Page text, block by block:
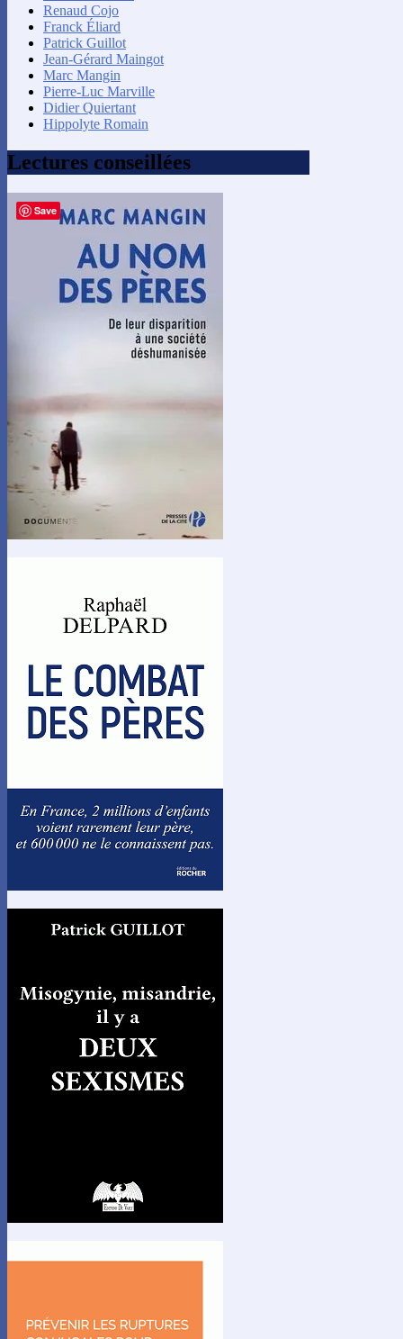
Renaud Cojo
Franck Éliard
Patrick Guillot
Jean-Gérard Maingot
Marc Mangin
Pierre-Luc Marville
Didier Quiertant
Hippolyte Romain
Lectures conseillées
Save